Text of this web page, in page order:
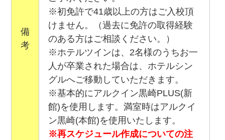
備
考
※初免許で41歳以上の方はご入校頂
けません。（過去に免許の取得経験
のある方はご相談ください。）
※ホテルツインは、2名様のうちお一
人が卒業された場合は、ホテルシン
グルへご移動していただきます。
※基本的にアルクイン黒崎PLUS(新
館)を使用します。満室時はアルクイ
ン黒崎(本館)を使用いたします。
※再スケジュール作成についての注